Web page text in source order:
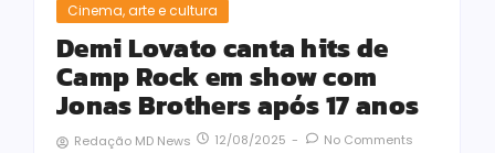
Cinema, arte e cultura
Demi Lovato canta hits de
Camp Rock em show com
Jonas Brothers após 17 anos
Redação MD News 12/08/2025 - No Comments